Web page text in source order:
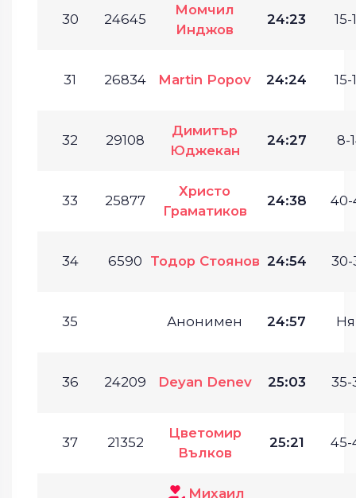
30 24645
Момчил
Инджов
24:23 15-
31 26834 Martin Popov 24:24 15-
32 29108
Димитър
Юджекан
24:27 8-
33 25877
Христо
Граматиков
24:38 40-
34 6590 Тодор Стоянов 24:54 30-
35 Анонимен 24:57
36 24209 Deyan Denev 25:03 35-
37 21352
Цветомир
Вълков
25:21 45-
Михаил